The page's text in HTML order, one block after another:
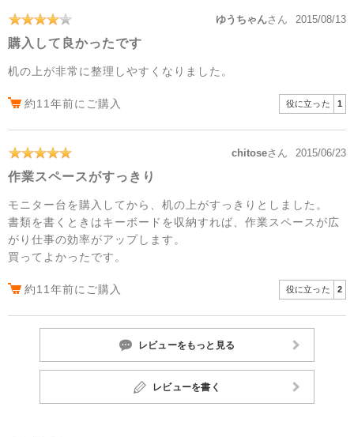
ゆうちゃんさん 2015/08/13
購入して良かったです
机の上が非常に整理しやすくなりました。
約11年前にご購入 役に立った 1
chitoseさん 2015/06/23
作業スペースがすっきり
モニター台を購入してから、机の上がすっきりとしました。
書類を書くときはキーボードを収納すれば、作業スペースが広
がり仕事の効率がアップします。
買ってよかったです。
約11年前にご購入 役に立った 2
レビューをもっと見る
レビューを書く